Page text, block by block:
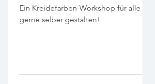
Ein Kreidefarben-Workshop für alle die
gerne selber gestalten!